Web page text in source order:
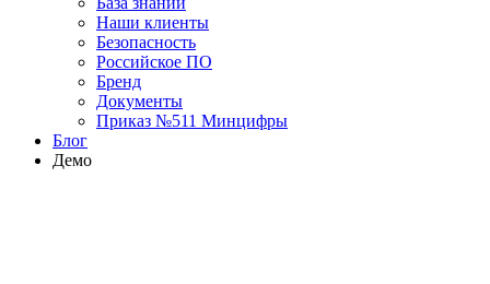
Наши клиенты
Безопасность
Российское ПО
Бренд
Документы
Приказ №511 Минцифры
Блог
Демо